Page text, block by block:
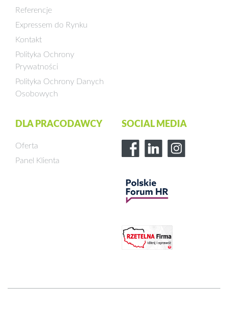
Referencje
Expressem do Rynku
Kontakt
Polityka Ochrony
Prywatności
Polityka Ochrony Danych
Osobowych
DLA PRACODAWCY
Oferta
Panel Klienta
SOCIAL MEDIA